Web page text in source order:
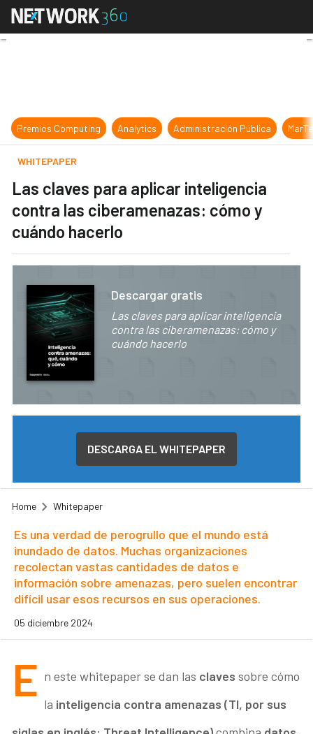
Las claves para aplicar
Premios Computing Analytics Administración Pública
WHITEPAPER
Las claves para aplicar inteligencia
contra las ciberamenazas: cómo y
cuándo hacerlo
Descargar gratis
Las claves para aplicar inteligencia
contra las ciberamenazas: cómo y
cuándo hacerlo
DESCARGA EL WHITEPAPER
Home Whitepaper
Es una verdad de perogrullo que el mundo está
inundado de datos. Muchas organizaciones
recolectan vastas cantidades de datos e
información sobre amenazas, pero suelen encontrar
difícil usar esos recursos en sus operaciones.
05 diciembre 2024
E n este whitepaper se dan las claves sobre cómo
la inteligencia contra amenazas (TI, por sus